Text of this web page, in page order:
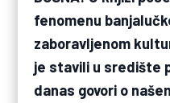
fenomenu
zaboravljenom
je stavili u središte
danas govori o